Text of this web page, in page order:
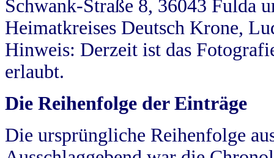
Schwank-Straße 8, 36043 Fulda
Heimatkreises Deutsch Krone,
Hinweis: Derzeit ist das
erlaubt.
Die Reihenfolge der Einträge
Die ursprüngliche Reihenfolge